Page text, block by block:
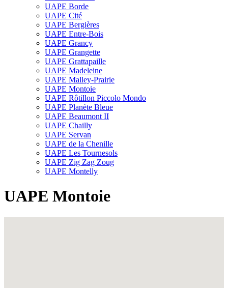
UAPE Borde
UAPE Cité
UAPE Bergières
UAPE Entre-Bois
UAPE Grancy
UAPE Grangette
UAPE Grattapaille
UAPE Madeleine
UAPE Malley-Prairie
UAPE Montoie
UAPE Rôtillon Piccolo Mondo
UAPE Planète Bleue
UAPE Beaumont II
UAPE Chailly
UAPE Servan
UAPE de la Chenille
UAPE Les Tournesols
UAPE Zig Zag Zoug
UAPE Montelly
UAPE Montoie